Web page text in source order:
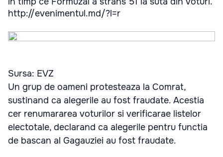
http://evenimentul.md/?l=r
Sursa: EVZ
Un grup de oameni protesteaza la Comrat,
sustinand ca alegerile au fost fraudate. Acestia
cer renumararea voturilor si verificarae listelor
electotale, declarand ca alegerile pentru functia
de bascan al Gagauziei au fost fraudate.